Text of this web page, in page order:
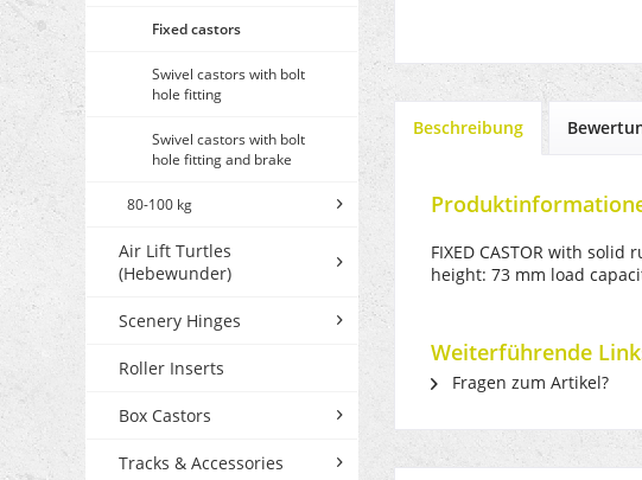
Fixed castors
Swivel castors with bolt
hole fitting
Swivel castors with bolt
hole fitting and brake
80-100 kg
Air Lift Turtles
(Hebewunder)
Scenery Hinges
Roller Inserts
Box Castors
Tracks & Accessories
Beschreibung
FIXED CASTOR with solid
height: 73 mm load
Weiterführende
Fragen zum Artikel?